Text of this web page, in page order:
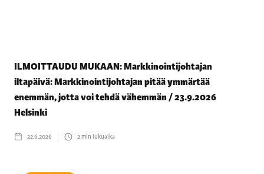
ILMOITTAUDU MUKAAN: Markkinointijohtajan
iltapäivä: Markkinointijohtajan pitää ymmärtää
enemmän, jotta voi tehdä vähemmän / 23.9.2026
Helsinki
22.6.2026 2min lukuaika